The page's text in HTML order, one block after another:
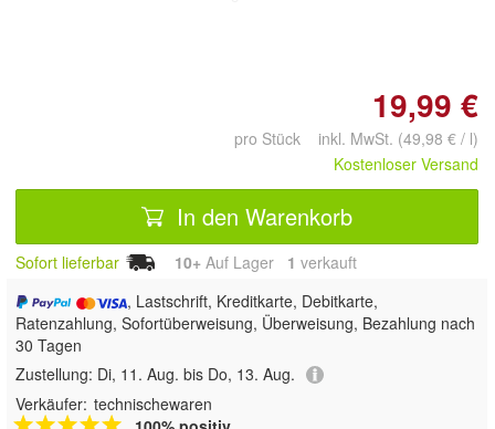
19,99 €
pro Stück inkl. MwSt. (49,98 € / l)
Kostenloser Versand
In den Warenkorb
Sofort lieferbar 10+ Auf Lager 1 verkauft
, Lastschrift, Kreditkarte, Debitkarte,
Ratenzahlung, Sofortüberweisung, Überweisung, Bezahlung nach
30 Tagen
Zustellung: Di, 11. Aug. bis Do, 13. Aug.
Verkäufer: technischewaren